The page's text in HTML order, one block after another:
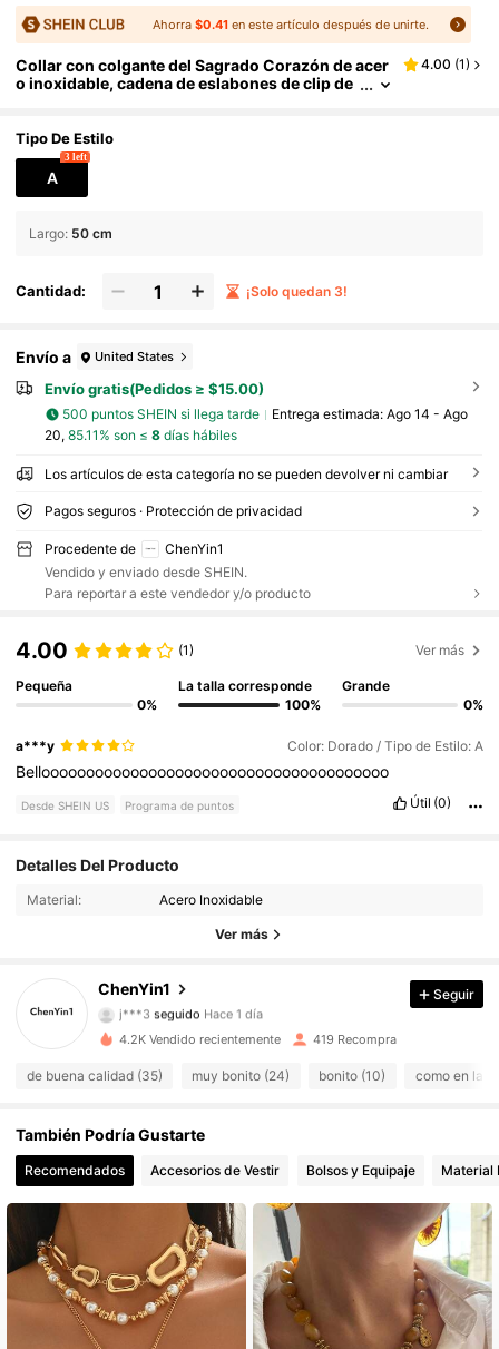
Ahorra $0.41en este artículo después de unirte.
Collar con colgante del Sagrado Corazón de acer
o inoxidable, cadena de eslabones de clip de
es
4.00 (1)
Tipo De Estilo
A
3 left
Largo: 50 cm
Cantidad: ¡Solo quedan 3!
Envío a United States
Envío gratis(Pedidos ≥ $15.00)
500 puntos SHEIN si llega tarde Entrega estimada: Ago 14 - Ago
20, 85.11% son ≤ 8días hábiles
Los artículos de esta categoría no se pueden devolver ni cambiar
Pagos seguros · Protección de privacidad
Procedente de
ChenYin1
Vendido y enviado desde SHEIN.
Para reportar a este vendedor y/o producto
4.00 (1) Ver más
Pequeña
0%
La talla corresponde
100%
Grande
0%
a***y Color: Dorado / Tipo de Estilo: A
Bellooooooooooooooooooooooooooooooooooooooo
Desde SHEIN US Programa de puntos Útil (0)
Detalles Del Producto
Material: Acero Inoxidable
Ver más
ChenYin1
4.84 472 Seguidores
472 Seguidores
4.84
j***3 seguido Hace 1 día
4.84
4.84 472 Seguidores
4.84 472 Seguidores
4.84
472 Seguidores
4.84 472 Seguidores
472 Seguidores
Seguir
4.2K Vendido recientemente 419 Recompra
de buena calidad (35) muy bonito (24) bonito (10) como en las
También Podría Gustarte
Recomendados Accesorios de Vestir Bolsos y Equipaje Material